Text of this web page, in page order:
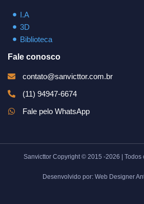
I.A
3D
Biblioteca
Fale conosco
contato@sanvicttor.com.br
(11) 94947-6674
Fale pelo WhatsApp
Sanvicttor Copyright © 2015 -2026 | Todos
Desenvolvido por: Web Designer